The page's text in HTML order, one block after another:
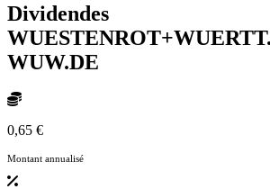
Dividendes
WUW.DE
0,65 €
Montant annualisé